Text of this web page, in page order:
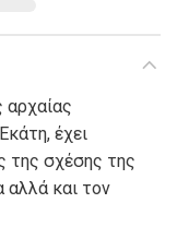
αρχαίας
έχει
της σχέσης της
αλλά και τον